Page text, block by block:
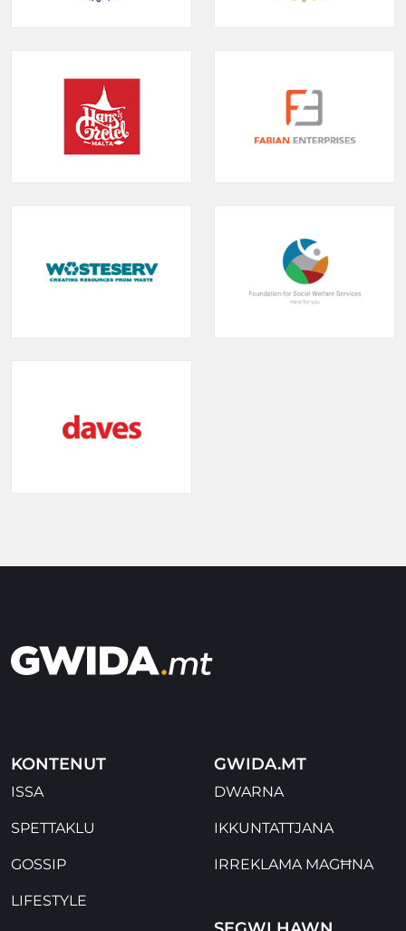
KONTENUT
ISSA
SPETTAKLU
GOSSIP
LIFESTYLE
GWIDA.MT
DWARNA
IKKUNTATTJANA
IRREKLAMA MAGĦNA